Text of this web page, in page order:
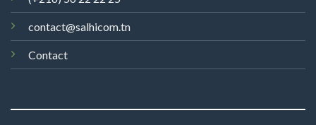
contact@salhicom.tn
Contact